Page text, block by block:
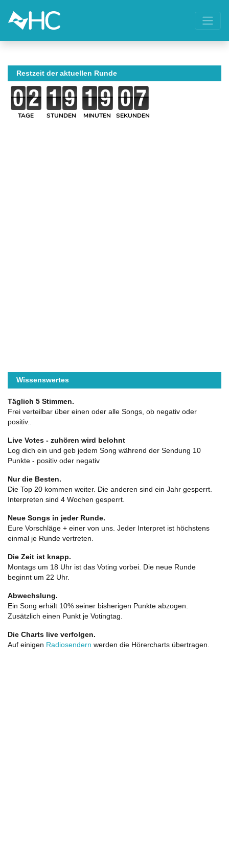
Restzeit der aktuellen Runde
TAGE STUNDEN MINUTEN SEKUNDEN
Wissenswertes
Täglich 5 Stimmen.
Frei verteilbar über einen oder alle Songs, ob negativ oder
positiv..
Live Votes - zuhören wird belohnt
Log dich ein und geb jedem Song während der Sendung 10
Punkte - positiv oder negativ
Nur die Besten.
Die Top 20 kommen weiter. Die anderen sind ein Jahr gesperrt.
Interpreten sind 4 Wochen gesperrt.
Neue Songs in jeder Runde.
Eure Vorschläge + einer von uns. Jeder Interpret ist höchstens
einmal je Runde vertreten.
Die Zeit ist knapp.
Montags um 18 Uhr ist das Voting vorbei. Die neue Runde
beginnt um 22 Uhr.
Abwechslung.
Ein Song erhält 10% seiner bisherigen Punkte abzogen.
Zusätzlich einen Punkt je Votingtag.
Die Charts live verfolgen.
Auf einigen Radiosendern werden die Hörercharts übertragen.